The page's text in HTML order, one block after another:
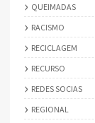
QUEIMADAS
RACISMO
RECICLAGEM
RECURSO
REDES SOCIAS
REGIONAL